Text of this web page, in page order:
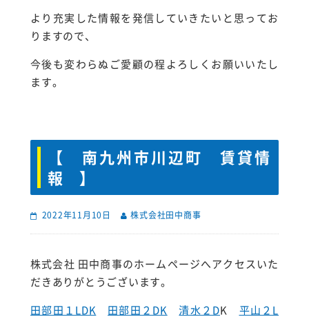
より充実した情報を発信していきたいと思ってお
りますので、
今後も変わらぬご愛顧の程よろしくお願いいたし
ます。
【 南九州市川辺町 賃貸情
報 】
2022年11月10日 株式会社田中商事
株式会社 田中商事のホームページへアクセスいた
だきありがとうございます。
田部田１LDK
田部田２DK 清水２DK 平山２L